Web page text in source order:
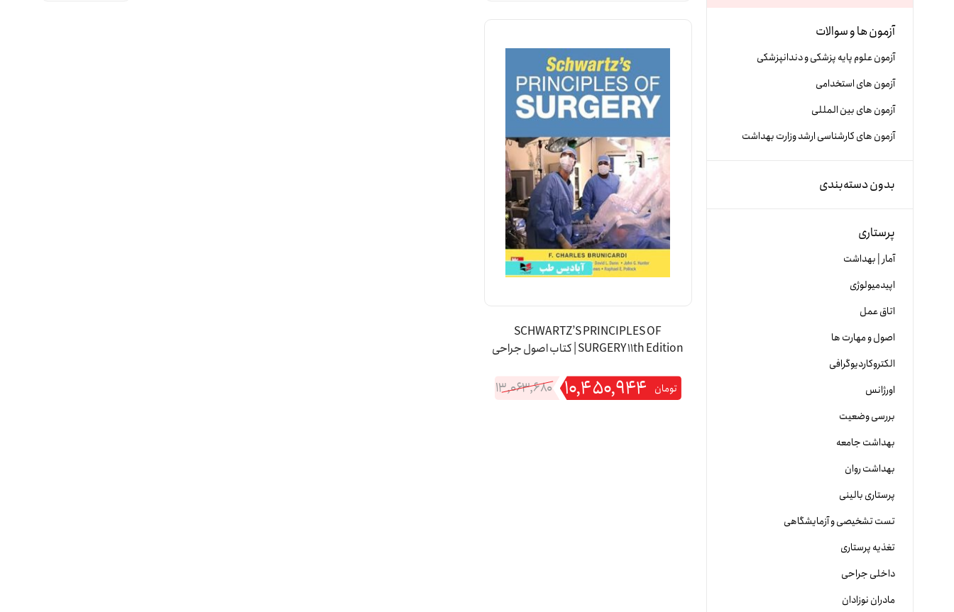
آزمون ها و سوالات
آزمون علوم پایه پزشکی و دندانپزشکی
آزمون های استخدامی
آزمون های بین المللی
آزمون های کارشناسی ارشد وزارت بهداشت
بدون دسته‌بندی
پرستاری
آمار | بهداشت
اپیدمیولوژی
اتاق عمل
اصول و مهارت ها
الکتروکاردیوگرافی
اورژانس
بررسی وضعیت
بهداشت جامعه
بهداشت روان
پرستاری بالینی
تست تشخیصی و آزمایشگاهی
تغذیه پرستاری
داخلی جراحی
مادران نوزادان
SCHWARTZ’S PRINCIPLES OF
SURGERY 11th Edition | کتاب اصول جراحی
۱۳,۰۶۳,۶۸۰ ۱۰,۴۵۰,۹۴۴ تومان